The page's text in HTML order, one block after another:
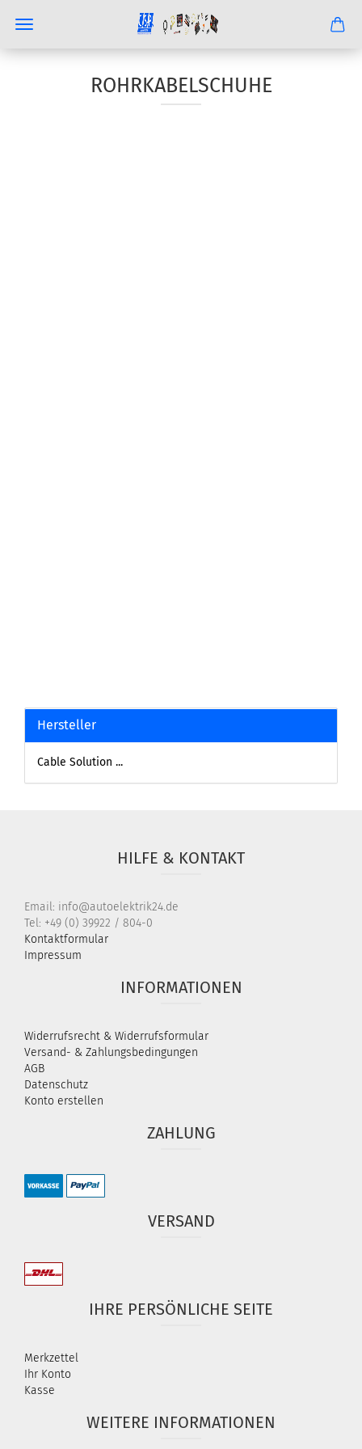
ROHRKABELSCHUHE
Hersteller
Cable Solution ...
HILFE & KONTAKT
Email: info@autoelektrik24.de
Tel: +49 (0) 39922 / 804-0
Kontaktformular
Impressum
INFORMATIONEN
Widerrufsrecht & Widerrufsformular
Versand- & Zahlungsbedingungen
AGB
Datenschutz
Konto erstellen
ZAHLUNG
VERSAND
IHRE PERSÖNLICHE SEITE
Merkzettel
Ihr Konto
Kasse
WEITERE INFORMATIONEN